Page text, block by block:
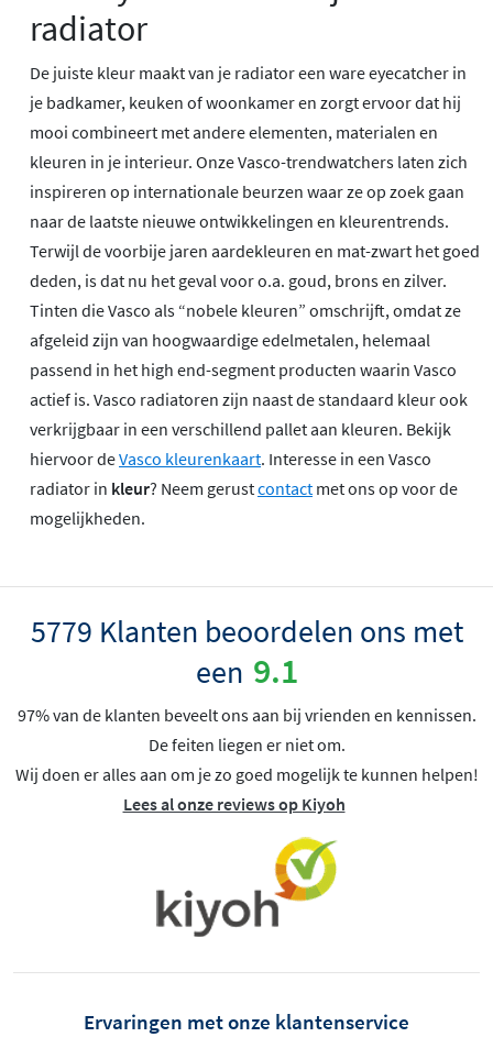
radiator
De juiste kleur maakt van je radiator een ware eyecatcher in
je badkamer, keuken of woonkamer en zorgt ervoor dat hij
mooi combineert met andere elementen, materialen en
kleuren in je interieur. Onze Vasco-trendwatchers laten zich
inspireren op internationale beurzen waar ze op zoek gaan
naar de laatste nieuwe ontwikkelingen en kleurentrends.
Terwijl de voorbije jaren aardekleuren en mat-zwart het goed
deden, is dat nu het geval voor o.a. goud, brons en zilver.
Tinten die Vasco als “nobele kleuren” omschrijft, omdat ze
afgeleid zijn van hoogwaardige edelmetalen, helemaal
passend in het high end-segment producten waarin Vasco
actief is. Vasco radiatoren zijn naast de standaard kleur ook
verkrijgbaar in een verschillend pallet aan kleuren. Bekijk
hiervoor deVasco kleurenkaart. Interesse in een Vasco
radiator in kleur? Neem gerustcontact met ons op voor de
mogelijkheden.
5779 Klanten beoordelen ons met
een 9.1
97% van de klanten beveelt ons aan bij vrienden en kennissen.
De feiten liegen er niet om.
Wij doen er alles aan om je zo goed mogelijk te kunnen helpen!
Lees al onze reviews op Kiyoh
Ervaringen met onze klantenservice